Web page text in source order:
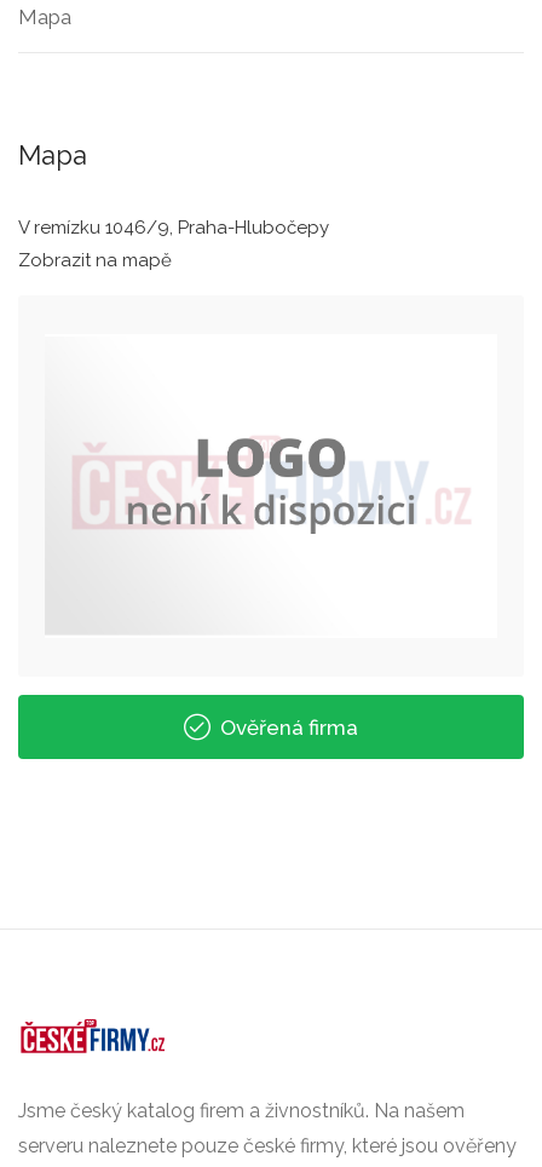
Mapa
Mapa
V remízku 1046/9, Praha-Hlubočepy
Zobrazit na mapě
Ověřená firma
Jsme český katalog firem a živnostníků. Na našem
serveru naleznete pouze české firmy, které jsou ověřeny